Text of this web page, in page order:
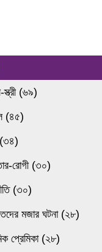
স্ত্রী (৬৯)
(৪৫)
রোগী (৩০)
(৩০)
মজার ঘটনা (২৮)
প্রেমিকা (২৮)